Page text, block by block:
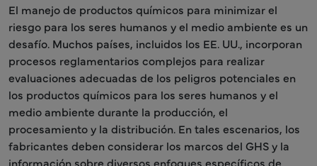
El manejo de productos químicos para minimizar el
riesgo para los seres humanos y el medio ambiente es un
desafío. Muchos países, incluidos los EE. UU., incorporan
procesos reglamentarios complejos para realizar
evaluaciones adecuadas de los peligros potenciales en
los productos químicos para los seres humanos y el
medio ambiente durante la producción, el
procesamiento y la distribución. En tales escenarios, los
fabricantes deben considerar los marcos del GHS y la
información sobre diversos enfoques específicos de